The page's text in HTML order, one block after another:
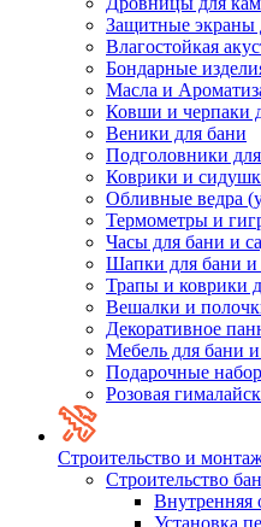
Защитные экраны
Влагостойкая
Бондарные
Масла и
Ковши и черпаки
Веники для бани
Подголовники
Коврики и
Обливные ведра
Термометры и
Часы для бани и
Шапки для бани и
Трапы и коврики
Вешалки и
Декоративное
Мебель для бани
Подарочные
Розовая
Строительство и
Строительство
Внутренняя
Установка